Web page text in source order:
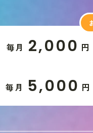
毎月 2,000 円
毎月 5,000 円